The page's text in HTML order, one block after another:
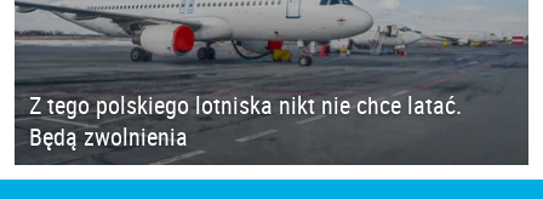
Z tego polskiego lotniska nikt nie chce latać.
Będą zwolnienia